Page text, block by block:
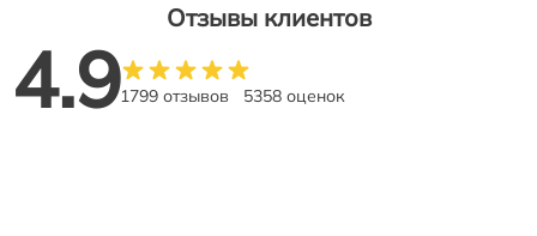
Отзывы клиентов
4.91799 отзывов 5358 оценок